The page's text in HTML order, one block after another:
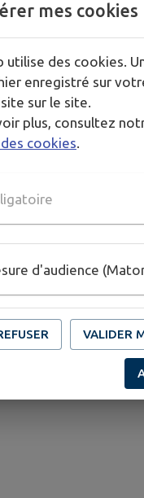
de
de 10h à 12h
de 14h à 17h
mes cookies
utilise des cookies.
enregistré sur
sur le site.
plus, consultez
cookies.
d'audience
VALIDER